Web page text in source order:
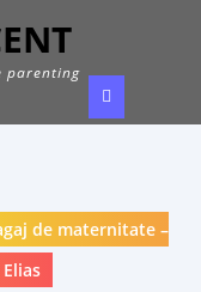
parenting
de maternitate –